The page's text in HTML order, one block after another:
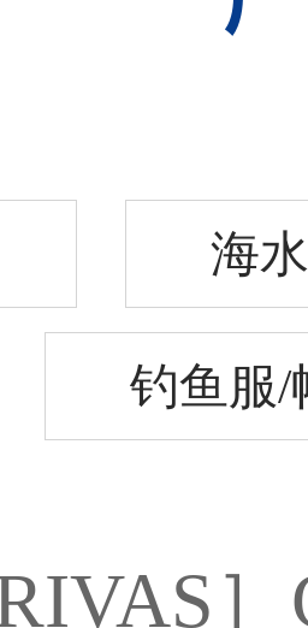
海水
钓鱼服/